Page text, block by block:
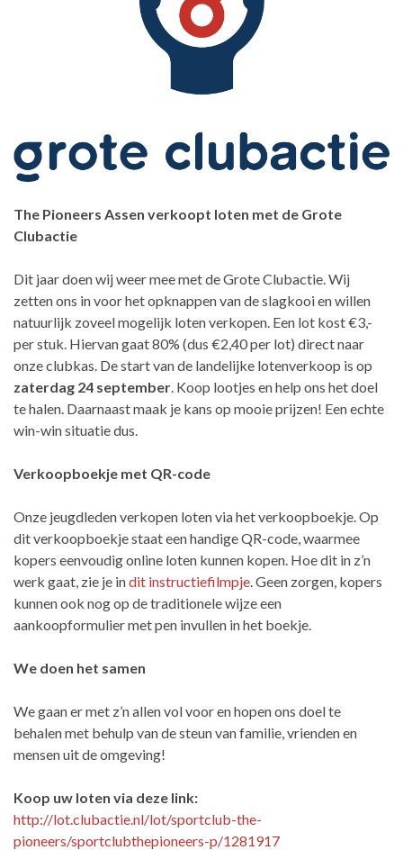
The Pioneers Assen verkoopt loten met de Grote
Clubactie
Dit jaar doen wij weer mee met de Grote Clubactie. Wij
zetten ons in voor het opknappen van de slagkooi en willen
natuurlijk zoveel mogelijk loten verkopen. Een lot kost €3,-
per stuk. Hiervan gaat 80% (dus €2,40 per lot) direct naar
onze clubkas. De start van de landelijke lotenverkoop is op
zaterdag 24 september . Koop lootjes en help ons het doel
te halen. Daarnaast maak je kans op mooie prijzen! Een echte
win-win situatie dus.
Verkoopboekje met QR-code
Onze jeugdleden verkopen loten via het verkoopboekje. Op
dit verkoopboekje staat een handige QR-code, waarmee
kopers eenvoudig online loten kunnen kopen. Hoe dit in z’n
werk gaat, zie je indit instructiefilmpje . Geen zorgen, kopers
kunnen ook nog op de traditionele wijze een
aankoopformulier met pen invullen in het boekje.
We doen het samen
We gaan er met z’n allen vol voor en hopen ons doel te
behalen met behulp van de steun van familie, vrienden en
mensen uit de omgeving!
Koop uw loten via deze link:
http://lot.clubactie.nl/lot/sportclub-the-
pioneers/sportclubthepioneers-p/1281917